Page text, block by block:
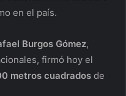
en el país.
Burgos Gómez,
firmó hoy el
metros cuadrados de